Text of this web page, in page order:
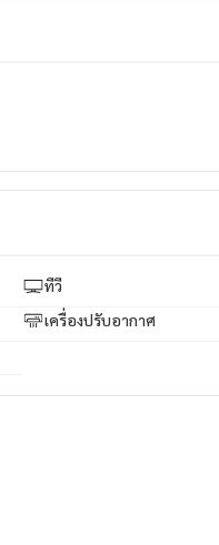
ทีวี
เครื่องปรับอากาศ